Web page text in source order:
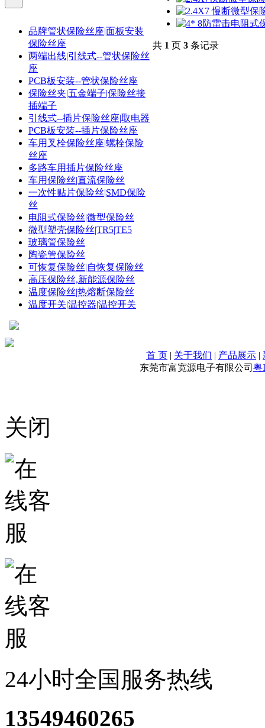
品牌管状保险丝座|面板安装
保险丝座
两端出线|引线式--管状保险丝
座
PCB板安装--管状保险丝座
保险丝夹|五金端子|保险丝接
插端子
引线式--插片保险丝座|取电器
PCB板安装--插片保险丝座
车用叉栓保险丝座|螺栓保险
丝座
多路车用插片保险丝座
车用保险丝|直流保险丝
一次性贴片保险丝|SMD保险
丝
电阻式保险丝|微型保险丝
微型塑壳保险丝|TR5|TE5
玻璃管保险丝
陶瓷管保险丝
可恢复保险丝|自恢复保险丝
高压保险丝,新能源保险丝
温度保险丝|热熔断保险丝
温度开关|温控器|温控开关
共 1 页 3 条记录
首 页 | 关于我们 | 产品展示 |
东莞市富宽源电子有限公司 粤
关闭
24小时全国服务热线
13549460265